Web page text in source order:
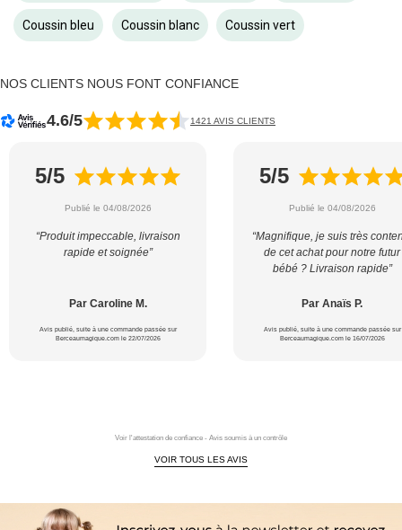
Coussin bleu Coussin blanc Coussin vert
NOS CLIENTS NOUS FONT CONFIANCE
4.6/5 1421 AVIS CLIENTS
5/5
Publié le 04/08/2026
“Produit impeccable, livraison
rapide et soignée”
Par Caroline M.
Avis publié, suite à une commande passée sur
Berceaumagique.com le 22/07/2026
5/5
Publié le 04/08/2026
“Magnifique, je suis très
de cet achat pour notre futur
bébé ? Livraison rapide”
Par Anaïs P.
Avis publié, suite à une commande passée sur
Berceaumagique.com le 16/07/2026
Voir l'attestation de confiance - Avis soumis à un contrôle
VOIR TOUS LES AVIS